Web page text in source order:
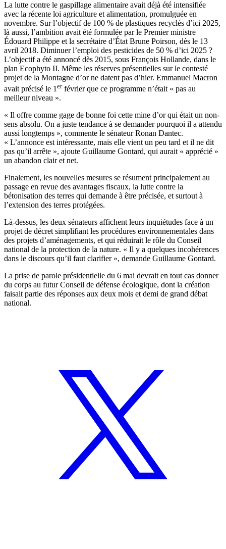
La lutte contre le gaspillage alimentaire avait déjà été intensifiée
avec la récente loi agriculture et alimentation, promulguée en
novembre. Sur l’objectif de 100 % de plastiques recyclés d’ici 2025,
là aussi, l’ambition avait été formulée par le Premier ministre
Édouard Philippe et la secrétaire d’État Brune Poirson, dès le 13
avril 2018. Diminuer l’emploi des pesticides de 50 % d’ici 2025 ?
L’objectif a été annoncé dès 2015, sous François Hollande, dans le
plan Ecophyto II. Même les réserves présentielles sur le contesté
projet de la Montagne d’or ne datent pas d’hier. Emmanuel Macron
avait précisé le 1erfévrier que ce programme n’était « pas au
meilleur niveau ».
« Il offre comme gage de bonne foi cette mine d’or qui était un non-
sens absolu. On a juste tendance à se demander pourquoi il a attendu
aussi longtemps », commente le sénateur Ronan Dantec.
« L’annonce est intéressante, mais elle vient un peu tard et il ne dit
pas qu’il arrête », ajoute Guillaume Gontard, qui aurait « apprécié »
un abandon clair et net.
Finalement, les nouvelles mesures se résument principalement au
passage en revue des avantages fiscaux, la lutte contre la
bétonisation des terres qui demande à être précisée, et surtout à
l’extension des terres protégées.
Là-dessus, les deux sénateurs affichent leurs inquiétudes face à un
projet de décret simplifiant les procédures environnementales dans
des projets d’aménagements, et qui réduirait le rôle du Conseil
national de la protection de la nature. « Il y a quelques incohérences
dans le discours qu’il faut clarifier », demande Guillaume Gontard.
La prise de parole présidentielle du 6 mai devrait en tout cas donner
du corps au futur Conseil de défense écologique, dont la création
faisait partie des réponses aux deux mois et demi de grand débat
national.